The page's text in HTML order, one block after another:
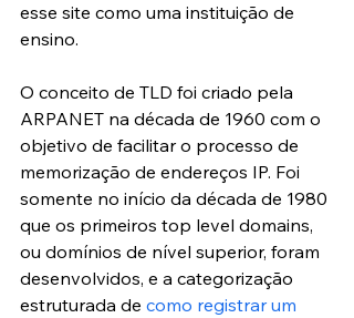
esse site como uma instituição de
ensino.
O conceito de TLD foi criado pela
ARPANET na década de 1960 com o
objetivo de facilitar o processo de
memorização de endereços IP. Foi
somente no início da década de 1980
que os primeiros top level domains,
ou domínios de nível superior, foram
desenvolvidos, e a categorização
estruturada de como registrar um